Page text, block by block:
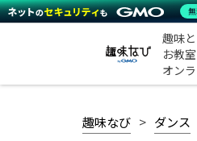
趣味
お教室
オン
趣味なび ダンス